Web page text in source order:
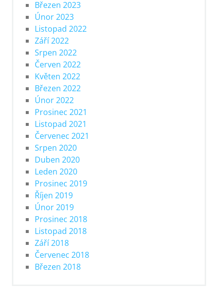
Březen 2023
Únor 2023
Listopad 2022
Září 2022
Srpen 2022
Červen 2022
Květen 2022
Březen 2022
Únor 2022
Prosinec 2021
Listopad 2021
Červenec 2021
Srpen 2020
Duben 2020
Leden 2020
Prosinec 2019
Říjen 2019
Únor 2019
Prosinec 2018
Listopad 2018
Září 2018
Červenec 2018
Březen 2018